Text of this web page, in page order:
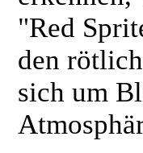
"Red
den
sich um